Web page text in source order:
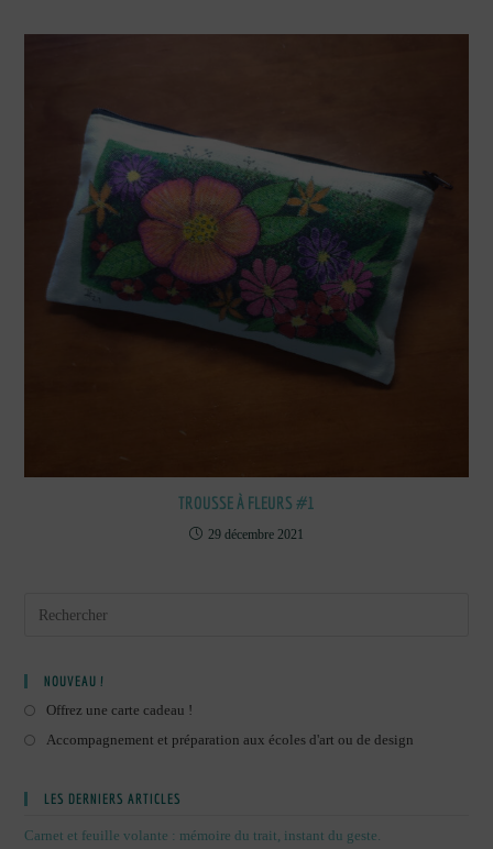
TROUSSE À FLEURS #1
29 décembre 2021
NOUVEAU !
Offrez une carte cadeau !
Accompagnement et préparation aux écoles d'art ou de design
LES DERNIERS ARTICLES
Carnet et feuille volante : mémoire du trait, instant du geste.